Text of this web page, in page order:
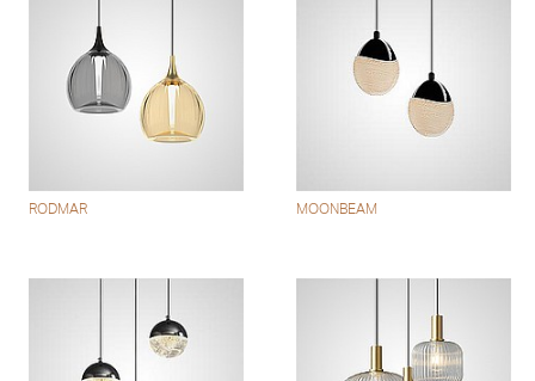
RODMAR MOONBEAM